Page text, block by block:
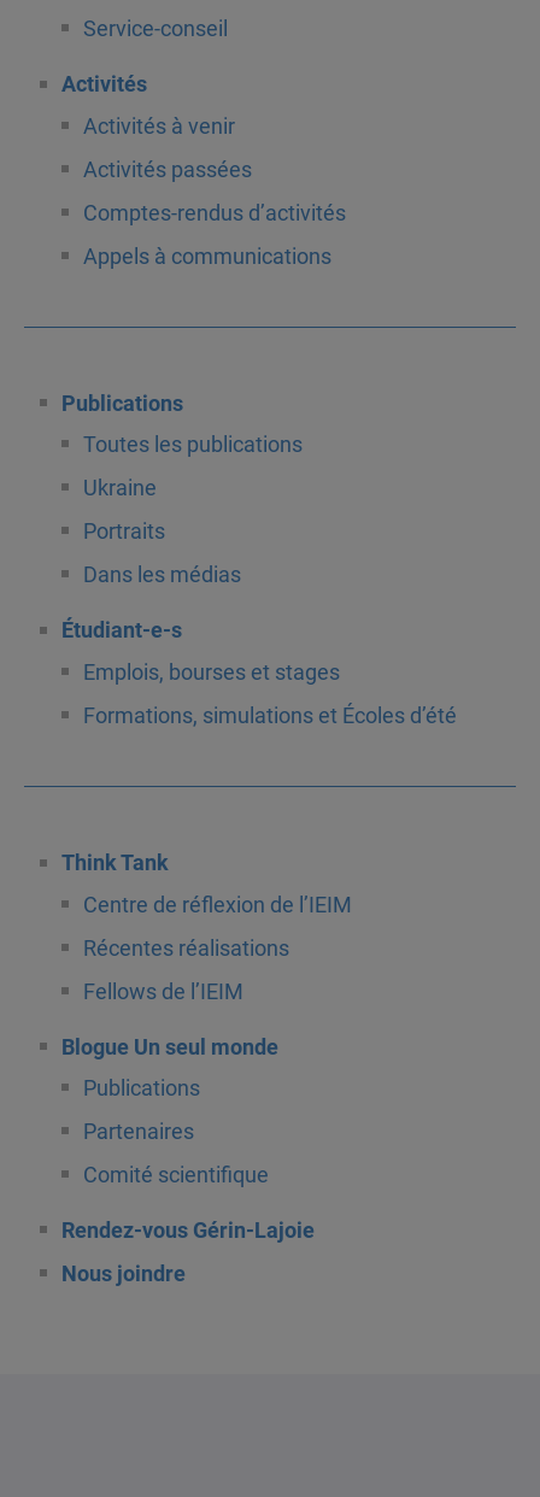
Service-conseil
Activités
Activités à venir
Activités passées
Comptes-rendus d’activités
Appels à communications
Publications
Toutes les publications
Ukraine
Portraits
Dans les médias
Étudiant-e-s
Emplois, bourses et stages
Formations, simulations et Écoles d’été
Think Tank
Centre de réflexion de l’IEIM
Récentes réalisations
Fellows de l’IEIM
Blogue Un seul monde
Publications
Partenaires
Comité scientifique
Rendez-vous Gérin-Lajoie
Nous joindre